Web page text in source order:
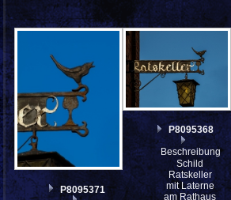
P8095371
P8095368
Beschreibung:
Schild
Ratskeller
mit Laterne
am Rathaus